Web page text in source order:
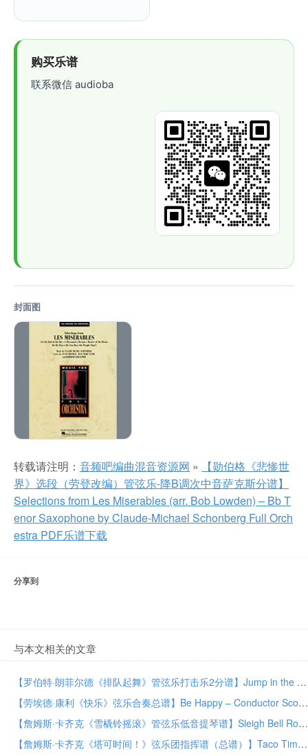
购买乐谱
联系微信 audioba
封面图
转载请注明： 音频吧编曲混音资源网 »
【勋伯格《悲惨世
界》选段（劳登改编）管弦乐-降B调次中音萨克斯分谱】
Selections from Les Miserables (arr. Bob Lowden) – Bb T
enor Saxophone by Claude-Michael Schonberg Full Orch
estra PDF乐谱下载
分享到
与本文相关的文章
【罗伯特·朗菲尔德《排队起舞》管弦乐打击乐2分谱】Jump in the Line – Percussion 2 by Robert Longfield Orchestra PDF乐谱下载
【劳埃德·康利《快乐》弦乐合奏总谱】Be Happy – Conductor Score (Full Score) by Lloyd Conley String Orchestra PDF乐谱下载
【詹姆斯·卡齐克《雪橇铃摇滚》管弦乐低音提琴谱】Sleigh Bell Rock – Bass by James Kazik Orchestra PDF乐谱下载
【詹姆斯·卡齐克《塔可时间！》弦乐团指挥谱（总谱）】Taco Time! – Conductor Score (Full Score) by James Kazik String Orchestra PDF乐谱下载